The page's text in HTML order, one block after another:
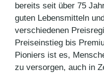
bereits seit über 75
guten Lebensmitteln
verschiedenen
Preiseinstieg bis
Pioniers ist es,
zu versorgen, auch in